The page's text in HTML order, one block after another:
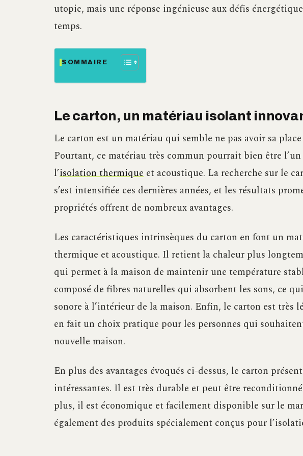
utopie, mais une réponse ingénieuse aux défis
temps.
SOMMAIRE
Le carton, un matériau isolant
Le carton est un matériau qui semble ne pas avoir sa
Pourtant, ce matériau très commun pourrait bien être
l’isolation thermique et acoustique. La recherche sur le
s’est intensifiée ces dernières années, et les résultats
propriétés offrent de nombreux avantages.
Les caractéristiques intrinsèques du carton en font un
thermique et acoustique. Il retient la chaleur plus
qui permet à la maison de maintenir une température
composé de fibres naturelles qui absorbent les sons, ce
sonore à l’intérieur de la maison. Enfin, le carton est très
en fait un choix pratique pour les personnes qui
nouvelle maison.
En plus des avantages évoqués ci-dessus, le carton
intéressantes. Il est très durable et peut être
plus, il est économique et facilement disponible sur le
également des produits spécialement conçus pour